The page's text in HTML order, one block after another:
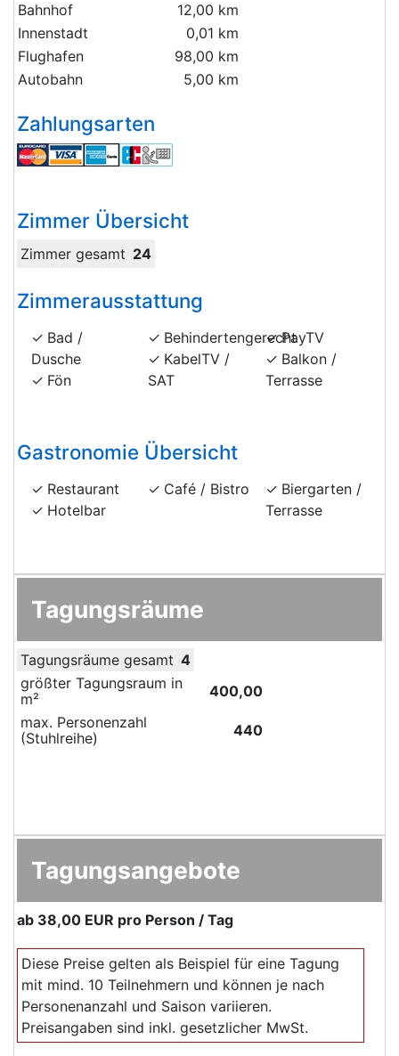
Bahnhof
12,00 km
Innenstadt
0,01 km
Flughafen
98,00 km
Autobahn
5,00 km
Zahlungsarten
Zimmer Übersicht
Zimmer gesamt 24
Zimmerausstattung
Bad /
Dusche
Fön
Behindertengerecht
KabelTV /
SAT
PayTV
Balkon /
Terrasse
Gastronomie Übersicht
Restaurant
Hotelbar
Café / Bistro
Biergarten /
Terrasse
Tagungsräume
Tagungsräume gesamt 4
größter Tagungsraum in
m²
400,00
max. Personenzahl
(Stuhlreihe)
440
Tagungsangebote
ab 38,00 EUR pro Person / Tag
Diese Preise gelten als Beispiel für eine Tagung
mit mind. 10 Teilnehmern und können je nach
Personenanzahl und Saison variieren.
Preisangaben sind inkl. gesetzlicher MwSt.